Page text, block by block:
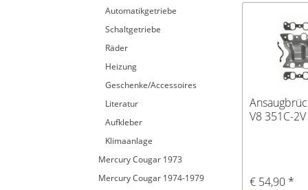
Automatikgetriebe
Schaltgetriebe
Räder
Heizung
Geschenke/Accessoires
Literatur
Aufkleber
Klimaanlage
Mercury Cougar 1973
Mercury Cougar 1974-1979
V8 351C-2V
€ 54,90 *